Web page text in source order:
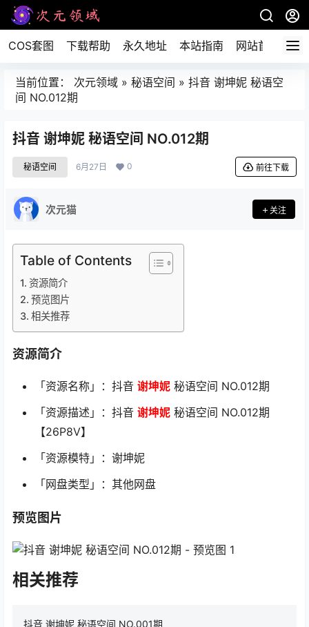
COS套图 下载帮助 永久地址 本站指南 网站首页
当前位置： 次元领域 » 秘语空间 » 抖音 谢坤妮 秘语空
间 NO.012期
抖音 谢坤妮 秘语空间 NO.012期
秘语空间 6月27日 0 前往下载
次元猫 关注
Table of Contents
资源简介
预览图片
相关推荐
资源简介
「资源名称」：抖音 谢坤妮 秘语空间 NO.012期
「资源描述」：抖音 谢坤妮 秘语空间 NO.012期
【26P8V】
「资源模特」：谢坤妮
「网盘类型」：其他网盘
预览图片
相关推荐
抖音 谢坤妮 秘语空间 NO.001期